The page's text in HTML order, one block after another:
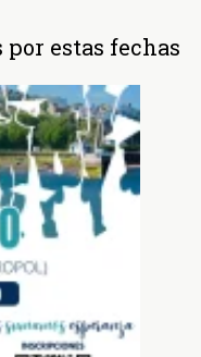
estas fechas